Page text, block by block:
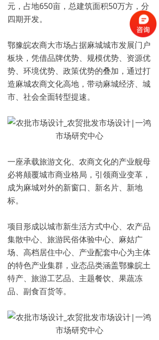
元，占地650亩，总建筑面积50万方，分
四期开发。
鄂豫皖农商大市场占据麻城城市发展门户
板块，凭借品牌优势、规模优势、资源优
势、环境优势、政策优势的叠加，通过打
造麻城农商文化高地，带动麻城经济、城
市、社会全面转型提速。
一座承载旅游文化、农商文化的产业舰母
必将颠覆城市商业格局，引领商业变革，
成为麻城对外的新窗口、新名片、新地
标。
项目形成以城市新生活方式中心、农产品
集散中心、旅游民俗体验中心、麻姑广
场、高档居住中心、产业配套中心为主体
的特色产业集群，业态品类涵盖鄂豫皖土
特产、旅游工艺品、主题餐饮、果蔬冻
品、副食百货等。